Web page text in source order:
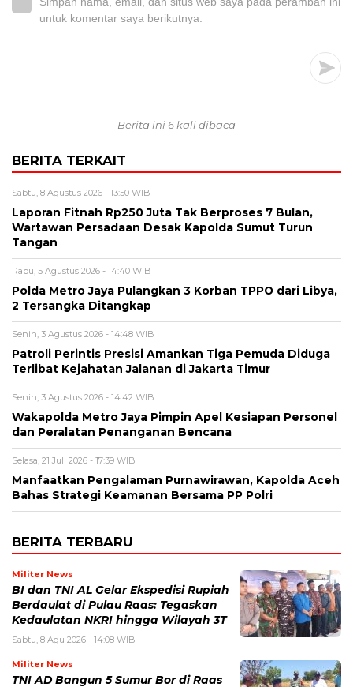
untuk komentar saya berikutnya.
Berita ini 6 kali dibaca
BERITA TERKAIT
Sabtu, 8 Agustus 2026 - 13:50 WIB
Laporan Fitnah Rp250 Juta Tak Berproses 7 Bulan,
Wartawan Persadaan Desak Kapolda Sumut Turun
Tangan
Rabu, 5 Agustus 2026 - 14:40 WIB
Polda Metro Jaya Pulangkan 3 Korban TPPO dari Libya,
2 Tersangka Ditangkap
Senin, 3 Agustus 2026 - 14:48 WIB
Patroli Perintis Presisi Amankan Tiga Pemuda Diduga
Terlibat Kejahatan Jalanan di Jakarta Timur
Senin, 3 Agustus 2026 - 14:42 WIB
Wakapolda Metro Jaya Pimpin Apel Kesiapan Personel
dan Peralatan Penanganan Bencana
Selasa, 21 Juli 2026 - 17:39 WIB
Manfaatkan Pengalaman Purnawirawan, Kapolda Aceh
Bahas Strategi Keamanan Bersama PP Polri
BERITA TERBARU
Militer News
BI dan TNI AL Gelar Ekspedisi Rupiah
Berdaulat di Pulau Raas: Tegaskan
Kedaulatan NKRI hingga Wilayah 3T
Sabtu, 8 Agu 2026 - 14:08 WIB
Militer News
TNI AD Bangun 5 Sumur Bor di Raas